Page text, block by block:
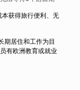
获得旅行便利、无
期居住和工作为目
有欧洲教育或就业